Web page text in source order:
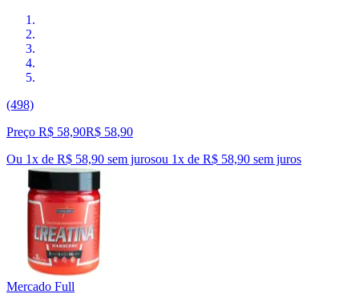
(498)
Preço R$ 58,90R$ 58,90
Ou 1x de R$ 58,90 sem jurosou 1x de R$ 58,90 sem juros
Mercado Full